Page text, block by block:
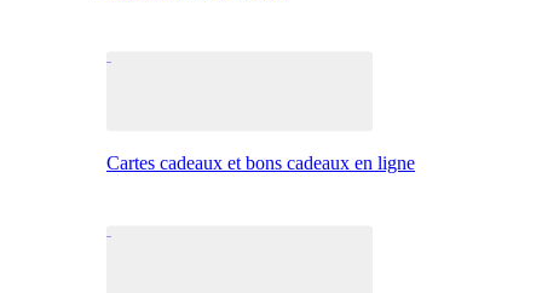
Cartes cadeaux et bons cadeaux en ligne